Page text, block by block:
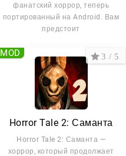
фанатский хоррор, теперь
портированный на Android. Вам
предстоит
Horror Tale 2: Саманта
Horror Tale 2: Саманта —
хоррор, который продолжает
3 / 5
MOD